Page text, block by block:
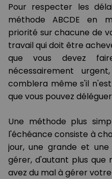
Pour respecter les
méthode ABCDE en
priorité sur chacune de
travail qui doit être
que vous devez
nécessairement
comblera même s'il
que vous pouvez
Une méthode plus
l'échéance consiste à
jour, une grande et
gérer, d'autant plus que
avez du mal à gérer